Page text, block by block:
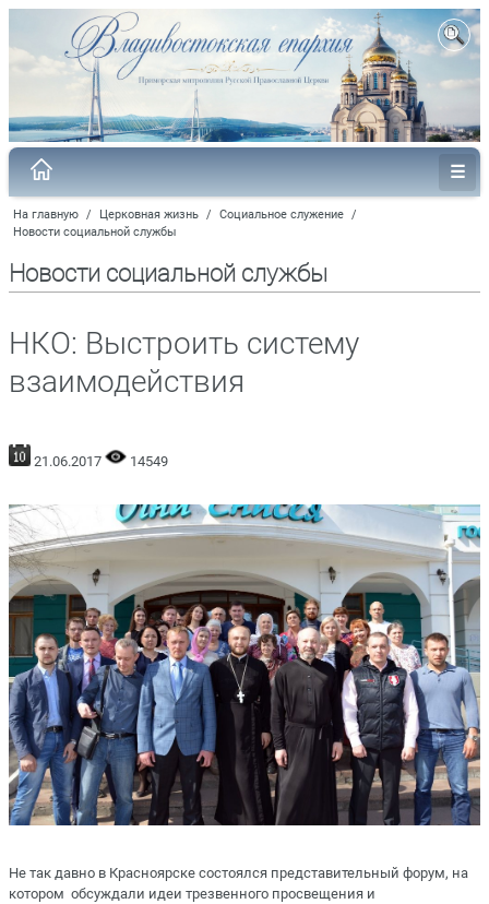
На главную / Церковная жизнь / Социальное служение /
Новости социальной службы
Новости социальной службы
НКО: Выстроить систему
взаимодействия
21.06.2017 14549
Не так давно в Красноярске состоялся представительный форум, на
котором обсуждали идеи трезвенного просвещения и